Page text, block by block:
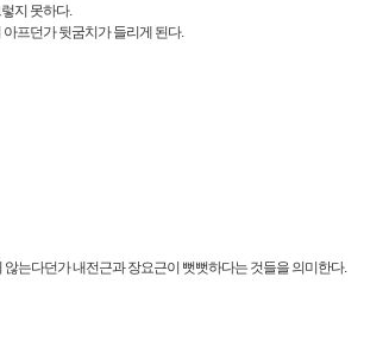
지 못하다.
프던가 뒷굼치가 들리게 된다.
는다던가 내전근과 장요근이 뻣뻣하다는 것들을 의미한다.